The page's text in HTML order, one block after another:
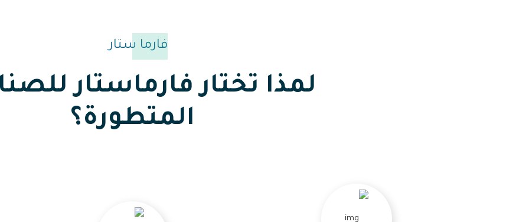
فارما ستار
لمذا تختار فارماستار
المتطورة؟